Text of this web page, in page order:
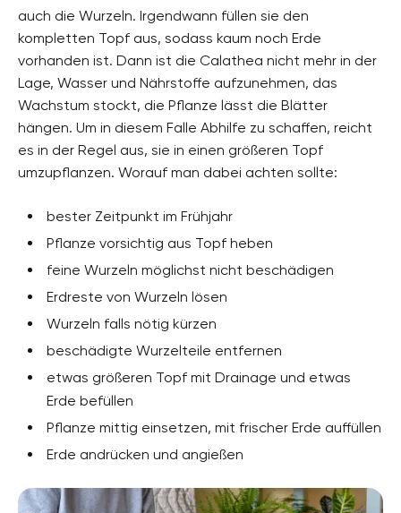
auch die Wurzeln. Irgendwann füllen sie den
kompletten Topf aus, sodass kaum noch Erde
vorhanden ist. Dann ist die Calathea nicht mehr in der
Lage, Wasser und Nährstoffe aufzunehmen, das
Wachstum stockt, die Pflanze lässt die Blätter
hängen. Um in diesem Falle Abhilfe zu schaffen, reicht
es in der Regel aus, sie in einen größeren Topf
umzupflanzen. Worauf man dabei achten sollte:
bester Zeitpunkt im Frühjahr
Pflanze vorsichtig aus Topf heben
feine Wurzeln möglichst nicht beschädigen
Erdreste von Wurzeln lösen
Wurzeln falls nötig kürzen
beschädigte Wurzelteile entfernen
etwas größeren Topf mit Drainage und etwas
Erde befüllen
Pflanze mittig einsetzen, mit frischer Erde auffüllen
Erde andrücken und angießen